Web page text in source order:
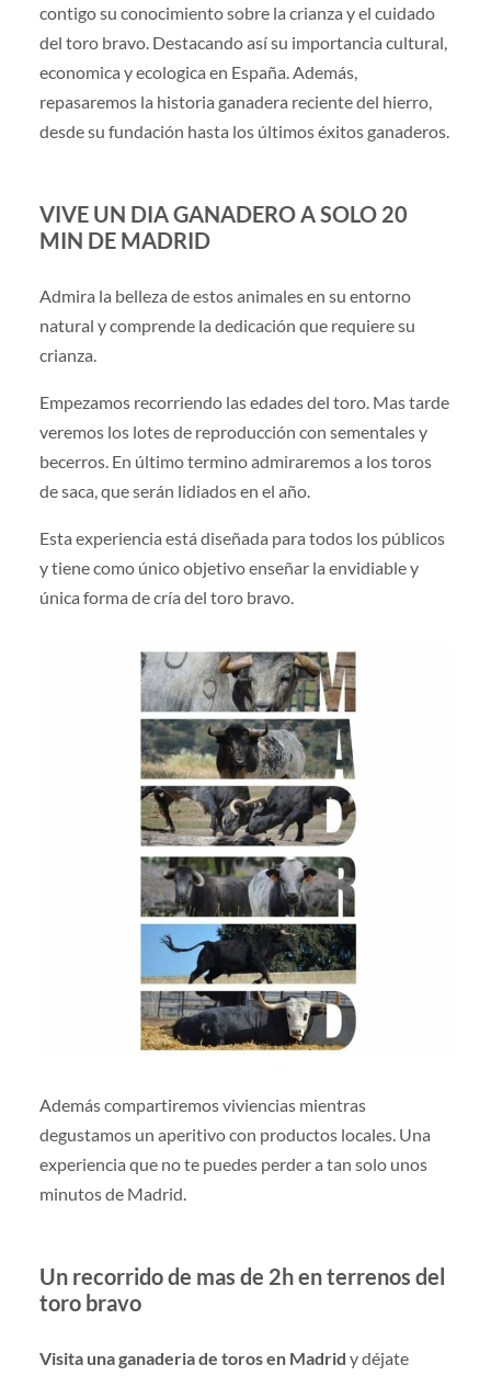
contigo su conocimiento sobre la crianza y el cuidado
del toro bravo. Destacando así su importancia cultural,
economica y ecologica en España. Además,
repasaremos la historia ganadera reciente del hierro,
desde su fundación hasta los últimos éxitos ganaderos.
VIVE UN DIA GANADERO A SOLO 20
MIN DE MADRID
Admira la belleza de estos animales en su entorno
natural y comprende la dedicación que requiere su
crianza.
Empezamos recorriendo las edades del toro. Mas tarde
veremos los lotes de reproducción con sementales y
becerros. En último termino admiraremos a los toros
de saca, que serán lidiados en el año.
Esta experiencia está diseñada para todos los públicos
y tiene como único objetivo enseñar la envidiable y
única forma de cría del toro bravo.
Además compartiremos viviencias mientras
degustamos un aperitivo con productos locales. Una
experiencia que no te puedes perder a tan solo unos
minutos de Madrid.
Un recorrido de mas de 2h en terrenos del
toro bravo
Visita una ganaderia de toros en Madrid y déjate